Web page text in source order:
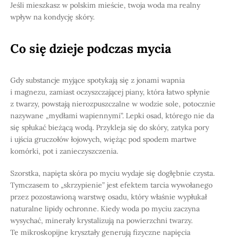
Jeśli mieszkasz w polskim mieście, twoja woda ma realny
wpływ na kondycję skóry.
Co się dzieje podczas mycia
Gdy substancje myjące spotykają się z jonami wapnia
i magnezu, zamiast oczyszczającej piany, która łatwo spłynie
z twarzy, powstają nierozpuszczalne w wodzie sole, potocznie
nazywane „mydłami wapiennymi”. Lepki osad, którego nie da
się spłukać bieżącą wodą. Przykleja się do skóry, zatyka pory
i ujścia gruczołów łojowych, więżąc pod spodem martwe
komórki, pot i zanieczyszczenia.
Szorstka, napięta skóra po myciu wydaje się dogłębnie czysta.
Tymczasem to „skrzypienie” jest efektem tarcia wywołanego
przez pozostawioną warstwę osadu, który właśnie wypłukał
naturalne lipidy ochronne. Kiedy woda po myciu zaczyna
wysychać, minerały krystalizują na powierzchni twarzy.
Te mikroskopijne kryształy generują fizyczne napięcia